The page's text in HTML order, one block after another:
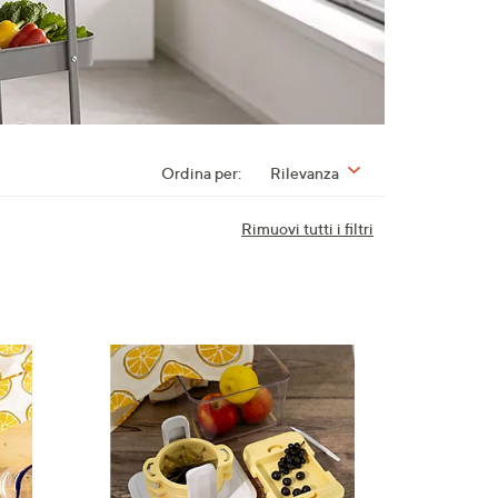
Ordina per: Rilevanza
Rimuovi tutti i filtri